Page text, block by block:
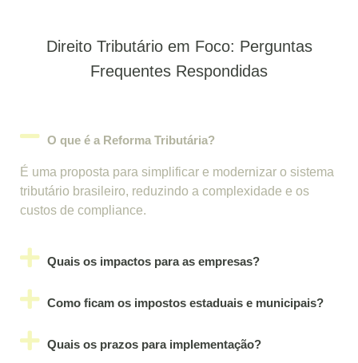
Direito Tributário em Foco: Perguntas
Frequentes Respondidas
O que é a Reforma Tributária?
É uma proposta para simplificar e modernizar o sistema
tributário brasileiro, reduzindo a complexidade e os
custos de compliance.
Quais os impactos para as empresas?
Como ficam os impostos estaduais e municipais?
Quais os prazos para implementação?